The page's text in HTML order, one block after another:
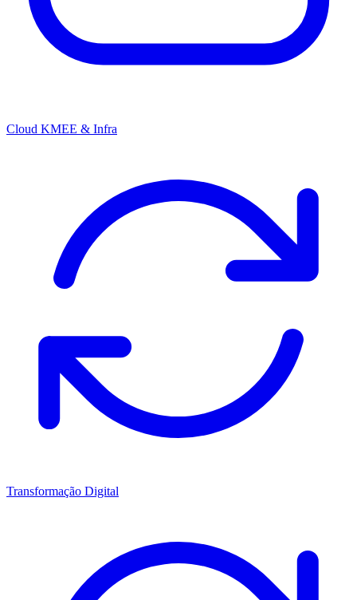
Cloud KMEE & Infra
Transformação Digital